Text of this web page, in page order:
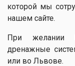
которой мы
нашем сайте.
При желании
дренажные
или во Львове.